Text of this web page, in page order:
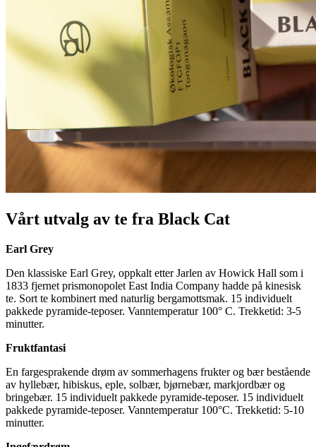
Vårt utvalg av te fra Black Cat
Earl Grey
Den klassiske Earl Grey, oppkalt etter Jarlen av Howick Hall som i
1833 fjernet prismonopolet East India Company hadde på kinesisk
te. Sort te kombinert med naturlig bergamottsmak. 15 individuelt
pakkede pyramide-teposer. Vanntemperatur 100° C. Trekketid: 3-5
minutter.
Fruktfantasi
En fargesprakende drøm av sommerhagens frukter og bær bestående
av hyllebær, hibiskus, eple, solbær, bjørnebær, markjordbær og
bringebær. 15 individuelt pakkede pyramide-teposer. 15 individuelt
pakkede pyramide-teposer. Vanntemperatur 100°C. Trekketid: 5-10
minutter.